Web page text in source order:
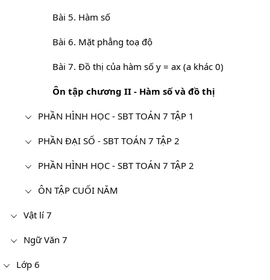
Bài 5. Hàm số
Bài 6. Mặt phẳng toạ độ
Bài 7. Đồ thị của hàm số y = ax (a khác 0)
Ôn tập chương II - Hàm số và đồ thị
PHẦN HÌNH HỌC - SBT TOÁN 7 TẬP 1
PHẦN ĐẠI SỐ - SBT TOÁN 7 TẬP 2
PHẦN HÌNH HỌC - SBT TOÁN 7 TẬP 2
ÔN TẬP CUỐI NĂM
Vật lí 7
Ngữ Văn 7
Lớp 6